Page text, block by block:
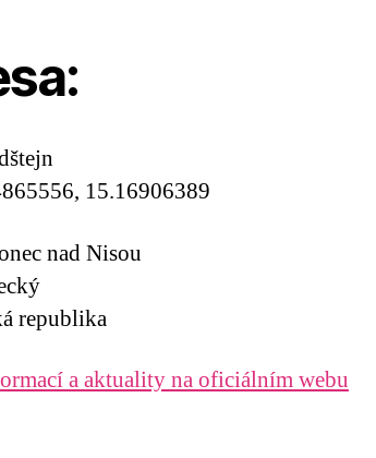
15.16906389
nad Nisou
republika
a aktuality na oficiálním webu